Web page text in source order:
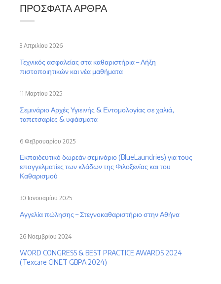
ΠΡΌΣΦΑΤΑ ΆΡΘΡΑ
Τεχνικός ασφαλείας στα καθαριστήρια – Λήξη
πιστοποιητικών και νέα μαθήματα
3 Απριλίου 2026
Σεμινάριο Αρχές Υγιεινής & Εντομολογίας σε χαλιά,
ταπετσαρίες & υφάσματα
11 Μαρτίου 2025
Εκπαιδευτικό δωρεάν σεμινάριο (BlueLaundries) για τους
επαγγελματίες των κλάδων της Φιλοξενίας και του
Καθαρισμού
6 Φεβρουαρίου 2025
Αγγελία πώλησης – Στεγνοκαθαριστήριο στην Αθήνα
30 Ιανουαρίου 2025
WORD CONGRESS & BEST PRACTICE AWARDS 2024
(Texcare CINET GBPA 2024)
26 Νοεμβρίου 2024